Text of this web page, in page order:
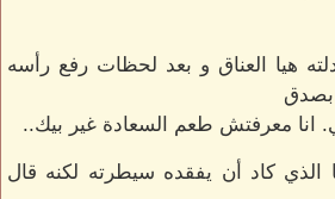
هيا العناق و بعد لحظات رفع رأسه
بصدق
انا معرفتش طعم السعادة غير بيك..
الذي كاد أن يفقده سيطرته لكنه قال